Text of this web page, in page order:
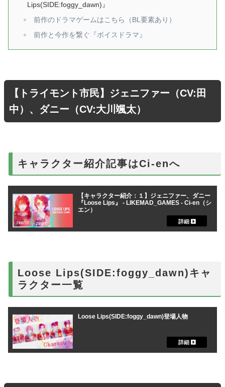
Lips(SIDE:foggy_dawn)』
前作のドラマゲームはこちら（BL要素あり）
前作と今作を繋ぐ『ボイスドラマ』
【トライモント市民】ジェニファー（CV:田
中）、ダニー（CV:大川颯太）
キャラクター紹介記事はCi-enへ
【キャラクター紹介：１】ジェニファー、ダニー
『Loose Lips』 - LIKEMAD_GAMES - Ci-en（シ
エン）
Loose Lips(SIDE:foggy_dawn)キャ
ラクター一覧
Loose Lips(SIDE:foggy_dawn)登場人物